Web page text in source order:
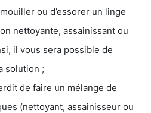
ou d’essorer un linge
nettoyante, assainissant ou
il vous sera possible de
solution ;
de faire un mélange de
(nettoyant, assainisseur ou